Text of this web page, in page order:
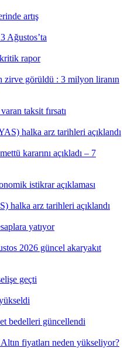
artış
Ağustos’ta
rapor
zirve görüldü : 3 milyon liranın
taksit fırsatı
halka arz tarihleri açıklandı
kararını açıkladı – 7
istikrar açıklaması
halka arz tarihleri açıklandı
yatıyor
2026 güncel akaryakıt
geçti
bedelleri güncellendi
fiyatları neden yükseliyor?